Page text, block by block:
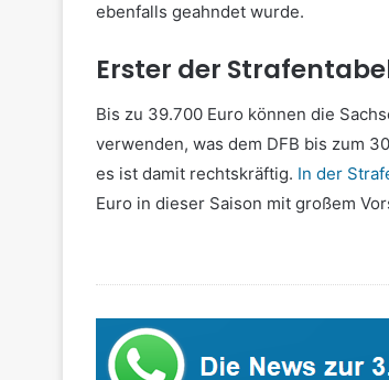
ebenfalls geahndet wurde.
Erster der
Bis zu 39.700 Euro können die
verwenden, was dem DFB bis zum
es ist damit rechtskräftig. In der
Euro in dieser Saison mit großem